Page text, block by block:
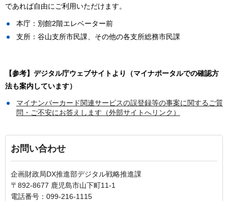
であれば自由にご利用いただけます。
本庁：別館2階エレベーター前
支所：谷山支所市民課、その他の各支所総務市民課
【参考】デジタル庁ウェブサイトより（マイナポータルでの確認方
法も案内しています）
マイナンバーカード関連サービスの誤登録等の事案に関するご質
問・ご不安にお答えします（外部サイトへリンク）
お問い合わせ
企画財政局DX推進部デジタル戦略推進課
〒892-8677 鹿児島市山下町11-1
電話番号：099-216-1115